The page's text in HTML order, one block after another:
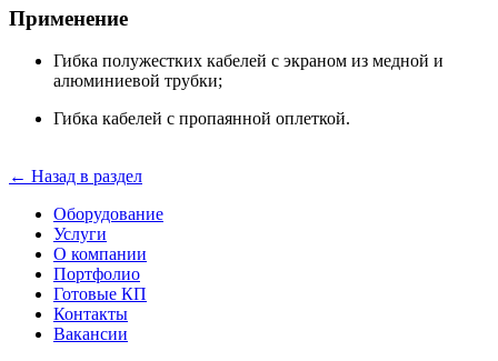
Применение
Гибка полужестких кабелей с экраном из медной и
алюминиевой трубки;
Гибка кабелей с пропаянной оплеткой.
← Назад в раздел
Оборудование
Услуги
О компании
Портфолио
Готовые КП
Контакты
Вакансии